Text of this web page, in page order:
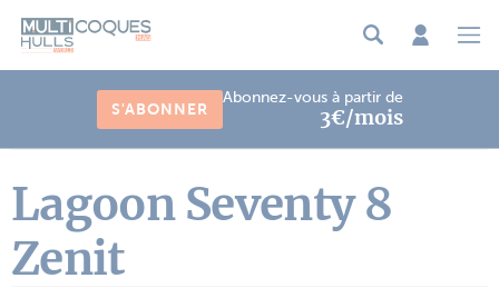
S'ABONNER
Abonnez-vous à partir de
3€/mois
Lagoon Seventy 8
Zenit